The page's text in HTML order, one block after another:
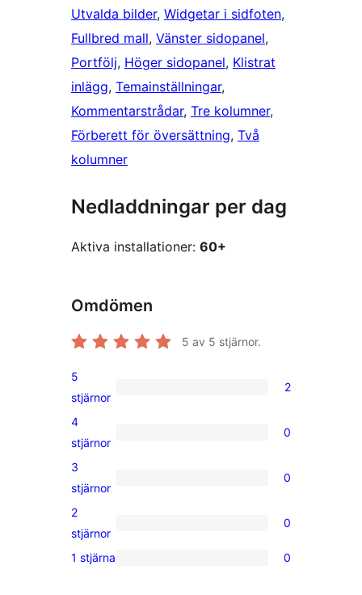
Utvalda bilder, Widgetar i sidfoten
Fullbred mall, Vänster sidopanel
Portfölj, Höger sidopanel, Klistrat
inlägg, Temainställningar
Kommentarstrådar, Tre kolumner
Förberett för översättning, Två
kolumner
Nedladdningar per dag
Aktiva installationer: 60+
Omdömen
5 av 5 stjärnor.
2
5-
stjärniga
5
stjärnor
2
0
4-
stjärniga
4
stjärnor
0
0
3-
stjärniga
3
stjärnor
0
0
2-
2
stjärnor
0
0
1 stjärna 0